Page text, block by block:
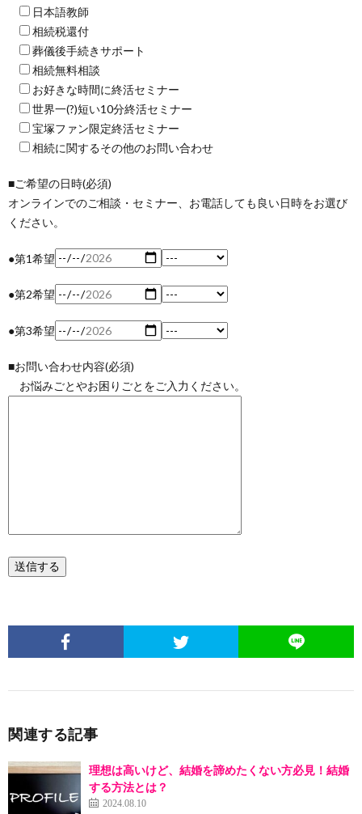
日本語教師
相続税還付
葬儀後手続きサポート
相続無料相談
お好きな時間に終活セミナー
世界一(?)短い10分終活セミナー
宝塚ファン限定終活セミナー
相続に関するその他のお問い合わせ
■ご希望の日時(必須)
オンラインでのご相談・セミナー、お電話しても良い日時をお選び
ください。
●第1希望
●第2希望
●第3希望
■お問い合わせ内容(必須)
お悩みごとやお困りごとをご入力ください。
関連する記事
理想は高いけど、結婚を諦めたくない方必見！結婚
する方法とは？
2024.08.10